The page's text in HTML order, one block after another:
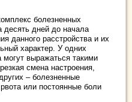
болезненных
десять дней до начала
данного расстройства и их
характер. У одних
могут выражаться такими
смена настроения,
– болезненные
или постоянные боли